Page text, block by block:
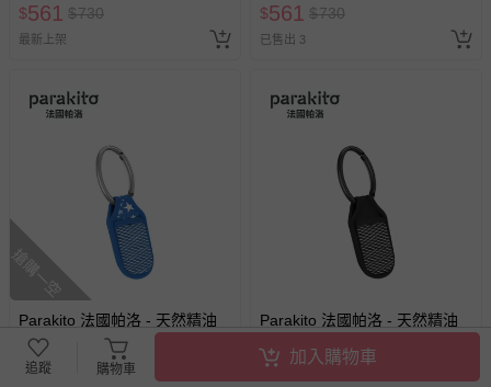
$561 $730
最新上架
$561 $730
已售出 3
搶購一空
Parakito 法國帕洛 - 天然精油
防蚊吊環 防蚊掛片-藍色星星
Parakito 法國帕洛 - 天然精油
追蹤 購物車
加入購物車